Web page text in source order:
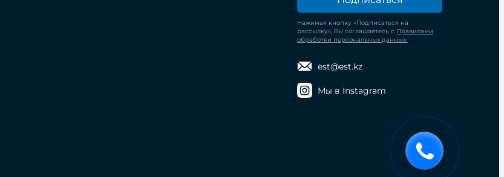
Нажимая кнопку «Подписаться на
рассылку», Вы соглашаетесь с Правилами
обработки персональных данных.
est@est.kz
Мы в Instagram